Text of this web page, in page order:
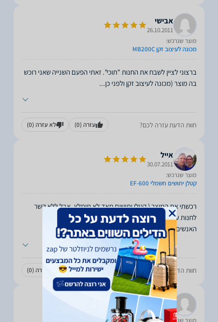
אבישי
26.10.2011
מוצר שנרכש:
מכונה לעיצוב זקן MB200C
ברצוני לציין לשבח את החנות "תוכי". זאתי הפעם השנייה שאני רוכש
בה מוצר (מכונה לעיצוב זקן ולפני כן...
חוות הדעת עזרה לכם? עזרה (0) לא עזרה (0)
אייל
30.07.2011
מוצר שנרכש:
קטלן יתושים חשמלי EF-600
רכשתי את המוצר ( קטלן יתושים מאד לא מומלץ, אבל ללא קשר
האנשים במקום ממש נחמדים, מסבירי ...
חוות הדעת עזרה לכם? עזרה(0) לא עזרה (0)
ליאור
11.07.2011
מוצר שנרכש: